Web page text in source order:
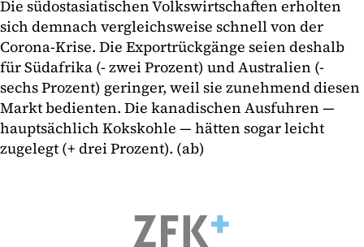
Die südostasiatischen Volkswirtschaften erholten
sich demnach vergleichsweise schnell von der
Corona-Krise. Die Exportrückgänge seien deshalb
für Südafrika (- zwei Prozent) und Australien (-
sechs Prozent) geringer, weil sie zunehmend diesen
Markt bedienten. Die kanadischen Ausfuhren —
hauptsächlich Kokskohle — hätten sogar leicht
zugelegt (+ drei Prozent). (ab)